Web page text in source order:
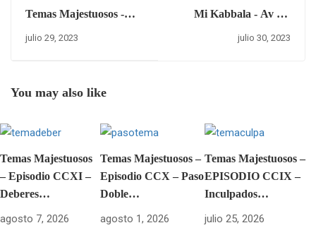
Temas Majestuosos -
Episodio LIII - Jerga...
julio 29, 2023
Mi Kabbala - Av 11,
5783/Domingo 30 de
julio 30, 2023
You may also like
Temas Majestuosos
– Episodio CCXI –
Deberes…
agosto 7, 2026
Temas Majestuosos –
Episodio CCX – Paso
Doble…
agosto 1, 2026
Temas Majestuosos –
EPISODIO CCIX –
Inculpados…
julio 25, 2026